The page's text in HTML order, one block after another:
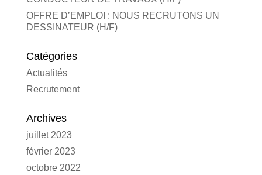
OFFRE D’EMPLOI : NOUS RECRUTONS UN
DESSINATEUR (H/F)
Catégories
Actualités
Recrutement
Archives
juillet 2023
février 2023
octobre 2022